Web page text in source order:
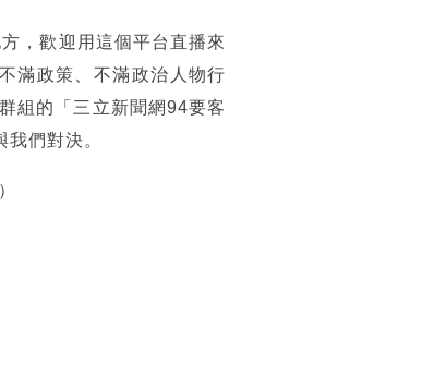
，歡迎用這個平台直播來
滿政策、不滿政治人物行
組的「三立新聞網94要客
們對決。